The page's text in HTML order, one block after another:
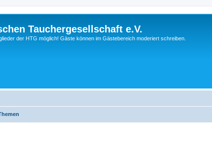
Tauchergesellschaft e.V.
der HTG möglich! Gäste können im Gästebereich moderiert schreiben.